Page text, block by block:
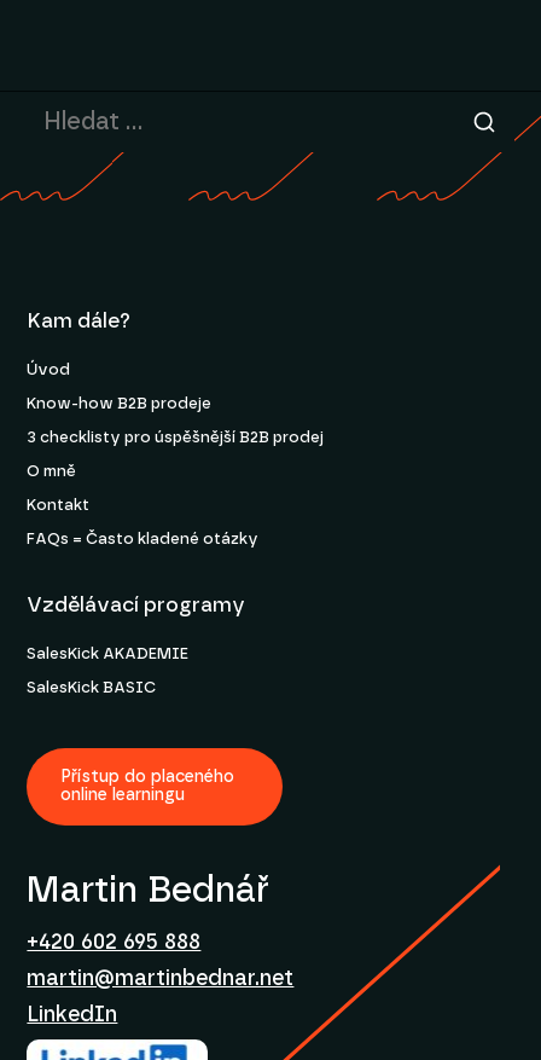
Kam dále?
Úvod
Know-how B2B prodeje
3 checklisty pro úspěšnější B2B prodej
O mně
Kontakt
FAQs = Často kladené otázky
Vzdělávací programy
SalesKick AKADEMIE
SalesKick BASIC
Přístup do placeného
online learningu
Martin Bednář
+420 602 695 888
martin@martinbednar.net
LinkedIn